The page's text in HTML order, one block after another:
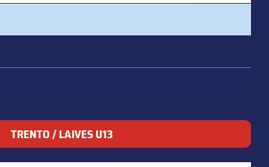
TRENTO / LAIVES U13